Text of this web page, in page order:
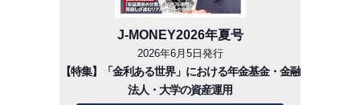
J-MONEY2026年夏号
2026年6月5日発行
【特集】「金利ある世界」における年金基金・金融
法人・大学の資産運用